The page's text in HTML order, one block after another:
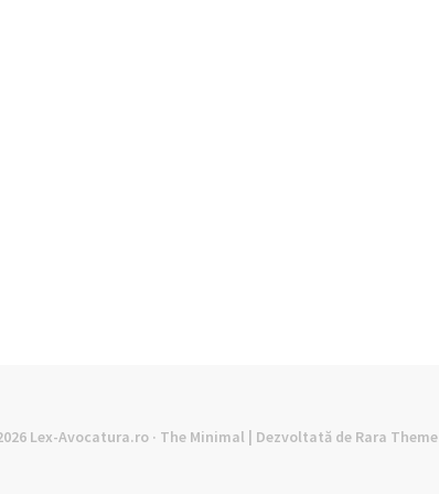
Lex-Avocatura.ro · The Minimal | Dezvoltată de Rara Theme